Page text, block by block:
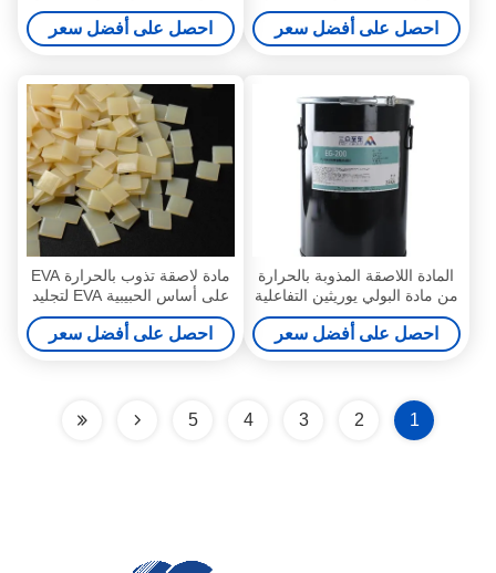
الجانبي لتجليد الكتب
احصل على أفضل سعر
الخالي من المذيبات لتجليد الكتب
احصل على أفضل سعر
المادة اللاصقة المذوبة بالحرارة
من مادة البولي يوريثين التفاعلية
المكونة من PUR لتجليد الكتب
احصل على أفضل سعر
مادة لاصقة تذوب بالحرارة EVA
على أساس الحبيبية EVA لتجليد
الكتب
احصل على أفضل سعر
1
2
3
4
5